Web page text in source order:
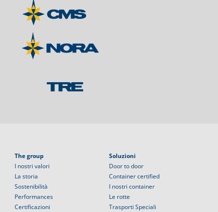
The group
I nostri valori
La storia
Sostenibilità
Performances
Certificazioni
Soluzioni
Door to door
Container certified
I nostri container
Le rotte
Trasporti Speciali